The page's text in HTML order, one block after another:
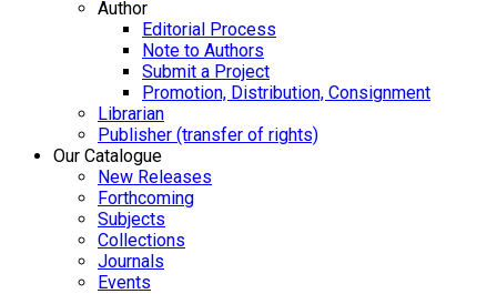
Author
Editorial Process
Note to Authors
Submit a Project
Promotion, Distribution, Consignment
Librarian
Publisher (transfer of rights)
Our Catalogue
New Releases
Forthcoming
Subjects
Collections
Journals
Events